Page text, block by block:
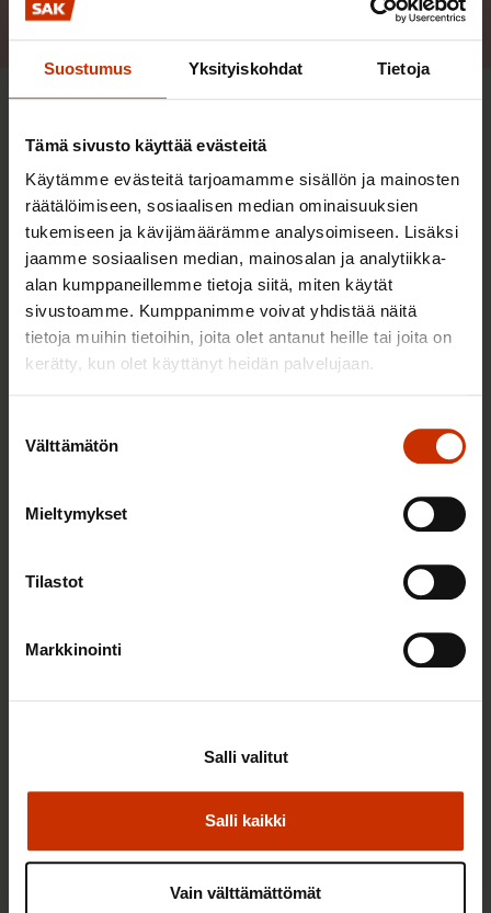
Suostumus Yksityiskohdat Tietoja
Tämä sivusto käyttää evästeitä
Käytämme evästeitä tarjoamamme sisällön ja mainosten
räätälöimiseen, sosiaalisen median ominaisuuksien
tukemiseen ja kävijämäärämme analysoimiseen. Lisäksi
jaamme sosiaalisen median, mainosalan ja analytiikka-
alan kumppaneillemme tietoja siitä, miten käytät
sivustoamme. Kumppanimme voivat yhdistää näitä
tietoja muihin tietoihin, joita olet antanut heille tai joita on
kerätty, kun olet käyttänyt heidän palvelujaan.
valinta
Välttämätön
Mieltymykset
Tilastot
Markkinointi
Salli kaikki
Salli valitut
Vain välttämättömät
jäsentemme kanssa.
SAK:n strategia 2024–2027 keskittyy kolmeen
tavoitteeseen.
Turvaamme työntekijöiden asemaa ja
toimeentuloa yhteiskunnassa. Tämä tarkoittaa hyviä
työehtoja, työntekijöitä suojaavaa lainsäädäntöä ja
julkisia palveluita sekä riittävää eläke- ja
osallisuutta työpaikoilla sekä mahdollisuuksia
yhteisten tavoitteiden muotoilua ja toteuttamista.
neuvottelijana. Osallistumme työn ja työelämän
kehittämiseen ja tuomme esille työntekijän roolin
esimerkiksi uusissa teknologioissa ja vihreässä